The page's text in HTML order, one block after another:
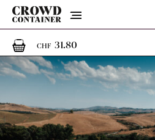
Menu
CHF 31.801 Artikel im